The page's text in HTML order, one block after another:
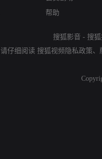
帮助
搜狐影音 - 搜
请仔细阅读 搜狐视频隐私政策、